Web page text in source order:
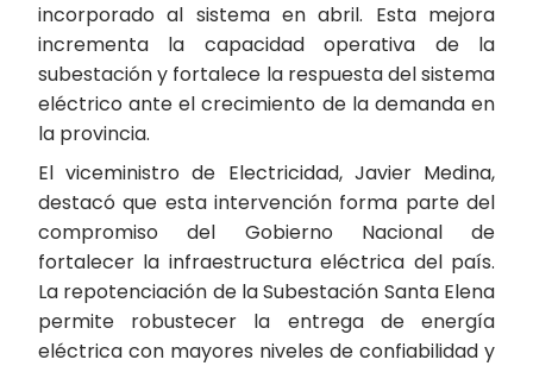
incorporado al sistema en abril. Esta mejora
incrementa la capacidad operativa de la
subestación y fortalece la respuesta del sistema
eléctrico ante el crecimiento de la demanda en
la provincia.
El viceministro de Electricidad, Javier Medina,
destacó que esta intervención forma parte del
compromiso del Gobierno Nacional de
fortalecer la infraestructura eléctrica del país.
La repotenciación de la Subestación Santa Elena
permite robustecer la entrega de energía
eléctrica con mayores niveles de confiabilidad y